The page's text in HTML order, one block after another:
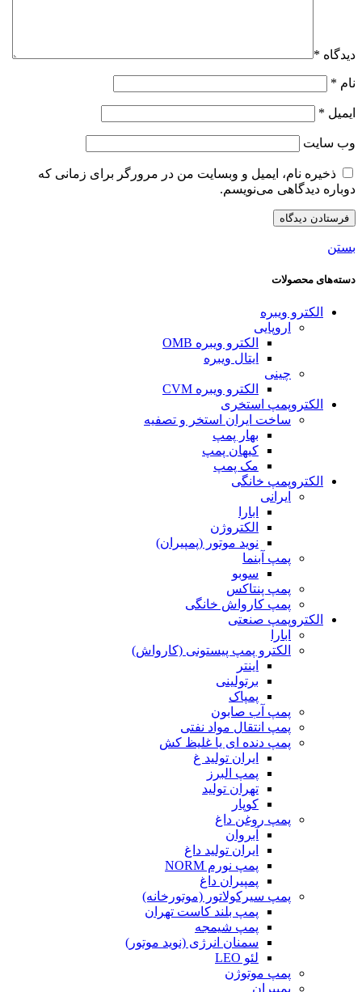
دیدگاه *
نام *
ایمیل *
وب‌ سایت
ذخیره نام، ایمیل و وبسایت من در مرورگر برای زمانی که
دوباره دیدگاهی می‌نویسم.
بستن
دسته‌های محصولات
الکترو ویبره
اروپایی
الکترو ویبره OMB
ایتال ویبره
چینی
الکترو ویبره CVM
الکتروپمپ استخری
ساخت ایران استخر و تصفیه
بهار پمپ
کیهان پمپ
مک پمپ
الکتروپمپ خانگی
ایرانی
ابارا
الکتروژن
نوید موتور (پمپیران)
پمپ آبنما
سوبو
پمپ پنتاکس
پمپ کارواش خانگی
الکتروپمپ صنعتی
ابارا
الکترو پمپ پیستونی (کارواش)
اینتر
برتولینی
پمپاک
پمپ آب صابون
پمپ انتقال مواد نفتی
پمپ دنده ای یا غلیظ کش
ایران تولید غ
پمپ البرز
تهران تولید
کوپار
پمپ روغن داغ
آبروان
ایران تولید داغ
پمپ نورم NORM
پمپیران داغ
پمپ سیرکولاتور (موتورخانه)
پمپ بلند کاست تهران
پمپ شیمجه
سمنان انرژی (نوید موتور)
لئو LEO
پمپ موتوژن
پمپیران